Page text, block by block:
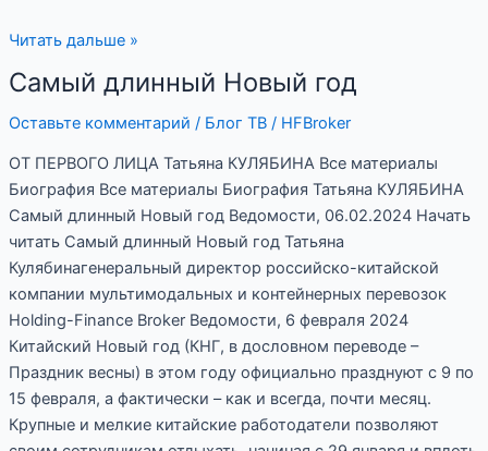
Читать дальше »
Самый длинный Новый год
Оставьте комментарий / Блог ТВ/ HFBroker
ОТ ПЕРВОГО ЛИЦА Татьяна КУЛЯБИНА Все материалы
Биография Все материалы Биография Татьяна КУЛЯБИНА
Самый длинный Новый год Ведомости, 06.02.2024 Начать
читать Самый длинный Новый год Татьяна
Кулябинагенеральный директор российско-китайской
компании мультимодальных и контейнерных перевозок
Holding-Finance Broker Ведомости, 6 февраля 2024
Китайский Новый год (КНГ, в дословном переводе –
Праздник весны) в этом году официально празднуют с 9 по
15 февраля, а фактически – как и всегда, почти месяц.
Крупные и мелкие китайские работодатели позволяют
Самый
Новый
год